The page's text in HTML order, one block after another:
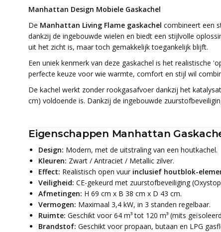
Manhattan Design Mobiele Gaskachel
De Manhattan Living Flame gaskachel combineert een
dankzij de ingebouwde wielen en biedt een stijlvolle
uit het zicht is, maar toch gemakkelijk toegankelijk blijft.
Een uniek kenmerk van deze gaskachel is het
perfecte keuze voor wie warmte, comfort en stijl wil
De kachel werkt zonder rookgasafvoer dankzij het
cm) voldoende is. Dankzij de ingebouwde
Eigenschappen Manhattan
Design: Modern, met de uitstraling van een houtkachel.
Kleuren: Zwart / Antraciet / Metallic zilver.
Effect: Realistisch open vuur inclusief houtblok-
Veiligheid: CE-gekeurd met zuurstofbeveiliging
Afmetingen: H 69 cm x B 38 cm x D 43 cm.
Vermogen: Maximaal 3,4 kW, in 3 standen regelbaar.
Ruimte: Geschikt voor 64 m³ tot 120 m³ (mits
Brandstof: Geschikt voor propaan, butaan en LPG